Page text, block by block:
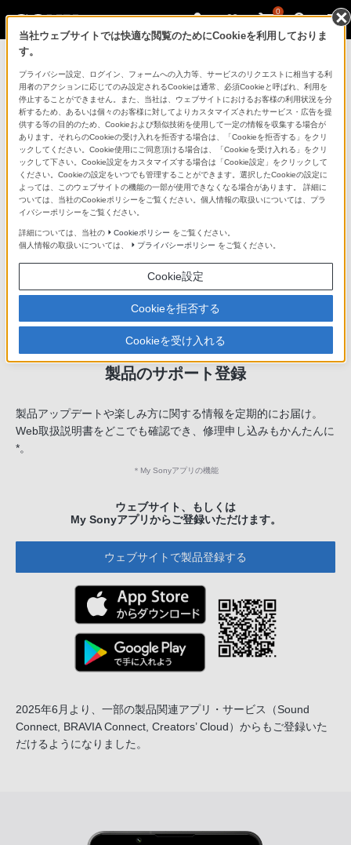
0
「できたらいいな」も
「安心」も
製品のサポート登録
製品アップデートや楽しみ方に関する情報を定期的にお届け。
Web取扱説明書をどこでも確認でき、修理申し込みもかんたんに
*。
＊ My Sonyアプリの機能
ウェブサイト、もしくは
My Sonyアプリからご登録いただけます。
ウェブサイトで製品登録する
2025年6月より、一部の製品関連アプリ・サービス
（Sound
Connect, BRAVIA Connect, Creators’ Cloud）からもご登録いた
だけるようになりました。
当社ウェブサイトでは快適な閲覧のためにCookieを利用しておりま
す。
プライバシー設定、ログイン、フォームへの入力等、サービスのリクエストに相当する利
用者のアクションに応じてのみ設定されるCookieは通常、必須Cookieと呼ばれ、利用を
停止することができません。また、当社は、ウェブサイトにおけるお客様の利用状況を分
析するため、あるいは個々のお客様に対してよりカスタマイズされたサービス・広告を提
供する等の目的のため、Cookieおよび類似技術を使用して一定の情報を収集する場合が
あります。それらのCookieの受け入れを拒否する場合は、「Cookieを拒否する」をクリ
ックしてください。Cookie使用にご同意頂ける場合は、「Cookieを受け入れる」をクリ
ックして下さい。Cookie設定をカスタマイズする場合は「Cookie設定」をクリックして
ください。Cookieの設定をいつでも管理することができます。選択したCookieの設定に
よっては、このウェブサイトの機能の一部が使用できなくなる場合があります。 詳細に
ついては、当社のCookieポリシーをご覧ください。個人情報の取扱いについては、プラ
イバシーポリシーをご覧ください。
詳細については、当社の Cookieポリシー をご覧ください。
個人情報の取扱いについては、
プライバシーポリシー をご覧ください。
Cookie設定
Cookieを拒否する
Cookieを受け入れる